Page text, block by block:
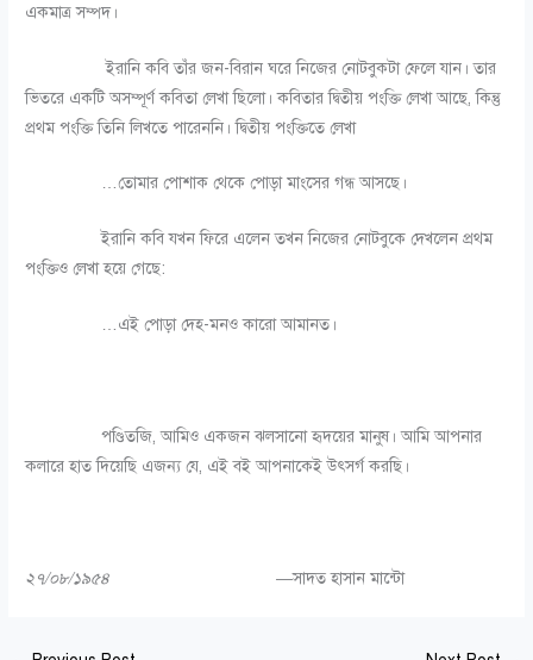
একমাত্র সম্পদ।
ইরানি কবি তাঁর জন-বিরান ঘরে নিজের নোটবুকটা ফেলে যান। তার
ভিতরে একটি অসম্পূর্ণ কবিতা লেখা ছিলো। কবিতার দ্বিতীয় পংক্তি লেখা আছে, কিন্তু
প্রথম পংক্তি তিনি লিখতে পারেননি। দ্বিতীয় পংক্তিতে লেখা
…তোমার পোশাক থেকে পোড়া মাংসের গন্ধ আসছে।
ইরানি কবি যখন ফিরে এলেন তখন নিজের নোটবুকে দেখলেন প্রথম
পংক্তিও লেখা হয়ে গেছে:
…এই পোড়া দেহ-মনও কারো আমানত।
পণ্ডিতজি, আমিও একজন ঝলসানো হৃদয়ের মানুষ। আমি আপনার
কলারে হাত দিয়েছি এজন্য যে, এই বই আপনাকেই উৎসর্গ করছি।
২৭/০৮/১৯৫৪ —সাদত হাসান মান্টো